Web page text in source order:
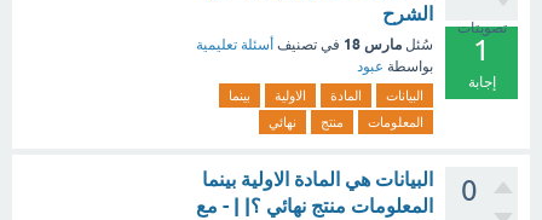
تصويتات
1
إجابة
الشرح
سُئل مارس 18 في تصنيف أسئلة تعليمية
بواسطة عبود
البيانات المادة الاولية
بينما
المعلومات
منتج نهائي
0
البيانات هي المادة الاولية بينما
المعلومات منتج نهائي ؟| | - مع